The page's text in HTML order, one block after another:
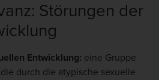
Störungen der
Entwicklung: eine Gruppe
durch die atypische sexuelle